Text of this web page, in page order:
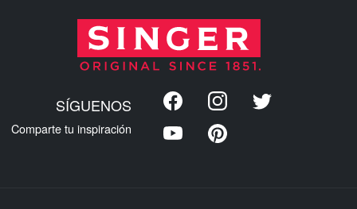
SÍGUENOS
Comparte tu inspiración